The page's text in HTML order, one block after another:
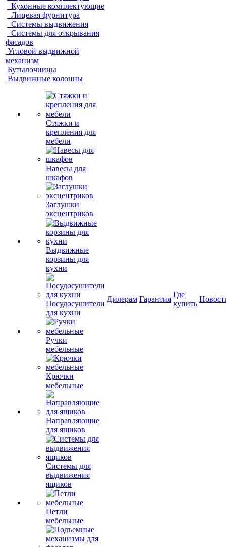
Кухонные комплектующие
Лицевая фурнитура
Системы выдвижения
Системы для открывания
фасадов
Угловой выдвижной
механизм
Бутылочницы
Выдвижные колонны
Стяжки и
крепления для
мебели
Навесы для
шкафов
Заглушки
эксцентриков
Выдвижные
корзины для
кухни
Посудосушители
для кухни
Ручки
мебельные
Крючки
мебельные
Направляющие
для ящиков
Системы для
выдвижения
ящиков
Петли
мебельные
Дилерам Гарантия
Где
купить